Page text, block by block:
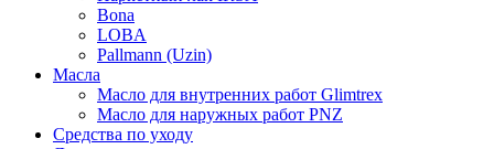
Bona
LOBA
Pallmann (Uzin)
Масла
Масло для внутренних работ Glimtrex
Масло для наружных работ PNZ
Средства по уходу